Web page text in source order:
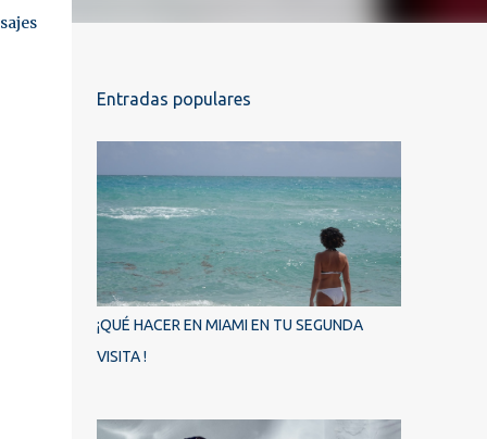
Entradas populares
¡QUÉ HACER EN MIAMI EN TU SEGUNDA
VISITA !